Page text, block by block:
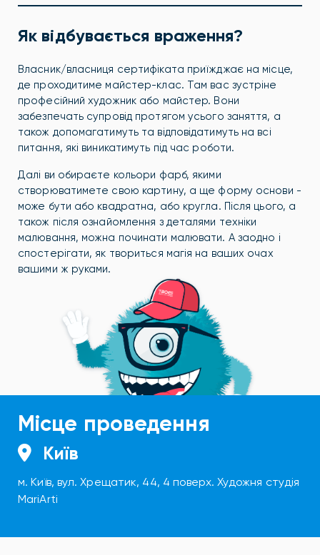
Як відбувається враження?
Власник/власниця сертифіката приїжджає на місце,
де проходитиме майстер-клас. Там вас зустріне
професійний художник або майстер. Вони
забезпечать супровід протягом усього заняття, а
також допомагатимуть та відповідатимуть на всі
питання, які виникатимуть під час роботи.
Далі ви обираєте кольори фарб, якими
створюватимете свою картину, а ще форму основи -
може бути або квадратна, або кругла. Після цього, а
також після ознайомлення з деталями техніки
малювання, можна починати малювати. А заодно і
спостерігати, як твориться магія на ваших очах
вашими ж руками.
Місце проведення
Київ
м. Київ, вул. Хрещатик, 44, 4 поверх. Художня студія
MariArti